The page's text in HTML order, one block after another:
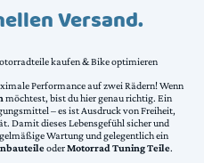
Versand.
kaufen & Bike optimieren
Performance auf zwei Rädern! Wenn
möchtest, bist du hier genau richtig. Ein
– es ist Ausdruck von Freiheit,
Damit dieses Lebensgefühl sicher und
Wartung und gelegentlich ein
oderMotorrad Tuning Teile.